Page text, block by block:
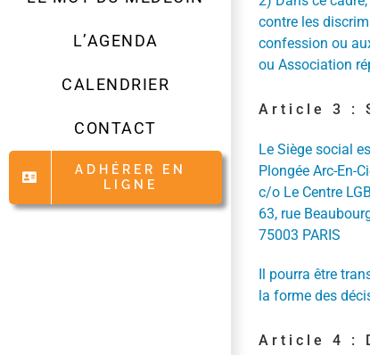
L’AGENDA
CALENDRIER
CONTACT
ADHÉRER EN
LIGNE
contre les
confession ou
ou Association
Article 3 :
Le Siège social
Plongée Arc-En-
c/o Le Centre
63, rue
75003 PARIS
Il pourra être
la forme des
Article 4 :